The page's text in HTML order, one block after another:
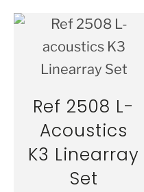
Ref 2508 L-
Acoustics
K3 Linearray
Set